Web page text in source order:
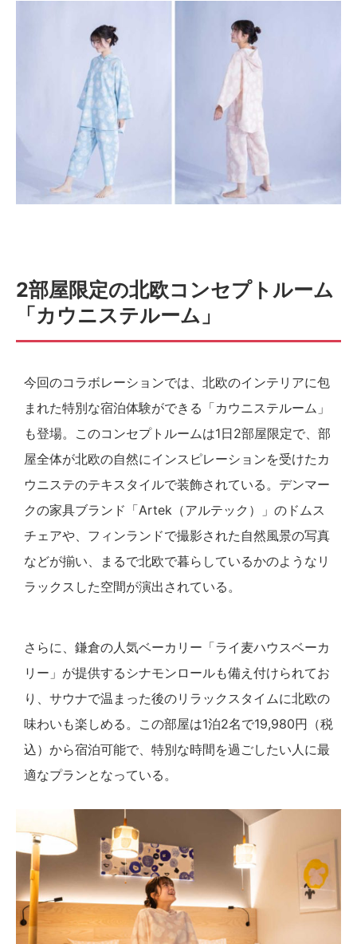
2部屋限定の北欧コンセプトルーム
「カウニステルーム」
今回のコラボレーションでは、北欧のインテリアに包
まれた特別な宿泊体験ができる「カウニステルーム」
も登場。このコンセプトルームは1日2部屋限定で、部
屋全体が北欧の自然にインスピレーションを受けたカ
ウニステのテキスタイルで装飾されている。デンマー
クの家具ブランド「Artek（アルテック）」のドムス
チェアや、フィンランドで撮影された自然風景の写真
などが揃い、まるで北欧で暮らしているかのようなリ
ラックスした空間が演出されている。
さらに、鎌倉の人気ベーカリー「ライ麦ハウスベーカ
リー」が提供するシナモンロールも備え付けられてお
り、サウナで温まった後のリラックスタイムに北欧の
味わいも楽しめる。この部屋は1泊2名で19,980円（税
込）から宿泊可能で、特別な時間を過ごしたい人に最
適なプランとなっている。